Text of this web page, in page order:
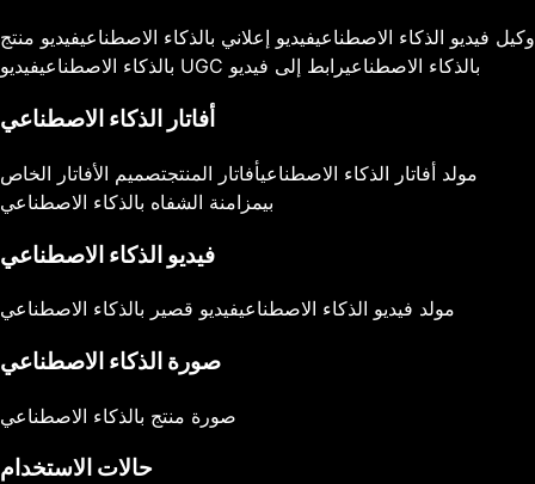
وكيل فيديو الذكاء الاصطناعيفيديو إعلاني بالذكاء الاصطناعيفيديو منتج
بالذكاء الاصطناعي
فيديو UGC بالذكاء الاصطناعيرابط إلى فيديو
أفاتار الذكاء الاصطناعي
مولد أفاتار الذكاء الاصطناعيأفاتار المنتجتصميم الأفاتار الخاص
بيمزامنة الشفاه بالذكاء الاصطناعي
فيديو الذكاء الاصطناعي
مولد فيديو الذكاء الاصطناعيفيديو قصير بالذكاء الاصطناعي
صورة الذكاء الاصطناعي
صورة منتج بالذكاء الاصطناعي
حالات الاستخدام